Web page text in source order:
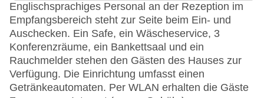
Englischsprachiges Personal an der Rezeption im
Empfangsbereich steht zur Seite beim Ein- und
Auschecken. Ein Safe, ein Wäscheservice, 3
Konferenzräume, ein Bankettsaal und ein
Rauchmelder stehen den Gästen des Hauses zur
Verfügung. Die Einrichtung umfasst einen
Getränkeautomaten. Per WLAN erhalten die Gäste